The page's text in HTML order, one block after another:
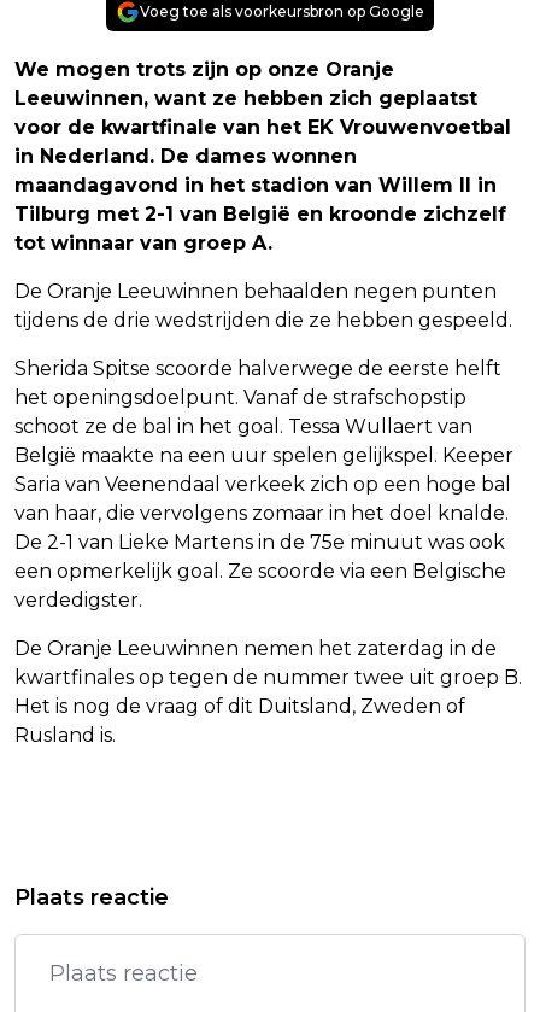
Voeg toe als voorkeursbron op Google
We mogen trots zijn op onze Oranje
Leeuwinnen, want ze hebben zich geplaatst
voor de kwartfinale van het EK Vrouwenvoetbal
in Nederland. De dames wonnen
maandagavond in het stadion van Willem II in
Tilburg met 2-1 van België en kroonde zichzelf
tot winnaar van groep A.
De Oranje Leeuwinnen behaalden negen punten
tijdens de drie wedstrijden die ze hebben gespeeld.
Sherida Spitse scoorde halverwege de eerste helft
het openingsdoelpunt. Vanaf de strafschopstip
schoot ze de bal in het goal. Tessa Wullaert van
België maakte na een uur spelen gelijkspel. Keeper
Saria van Veenendaal verkeek zich op een hoge bal
van haar, die vervolgens zomaar in het doel knalde.
De 2-1 van Lieke Martens in de 75e minuut was ook
een opmerkelijk goal. Ze scoorde via een Belgische
verdedigster.
De Oranje Leeuwinnen nemen het zaterdag in de
kwartfinales op tegen de nummer twee uit groep B.
Het is nog de vraag of dit Duitsland, Zweden of
Rusland is.
CRIMINALITEIT ONDER VROUWEN
ZO BLIJF JE OP GEWICHT TIJDENS JE
VAKANTIE
Plaats reactie